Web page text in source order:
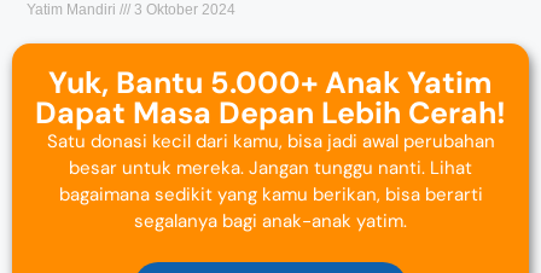
Yatim Mandiri 3 Oktober 2024
Yuk, Bantu 5.000+ Anak Yatim
Dapat Masa Depan Lebih Cerah!
Satu donasi kecil dari kamu, bisa jadi awal perubahan
besar untuk mereka. Jangan tunggu nanti. Lihat
bagaimana sedikit yang kamu berikan, bisa berarti
segalanya bagi anak-anak yatim.